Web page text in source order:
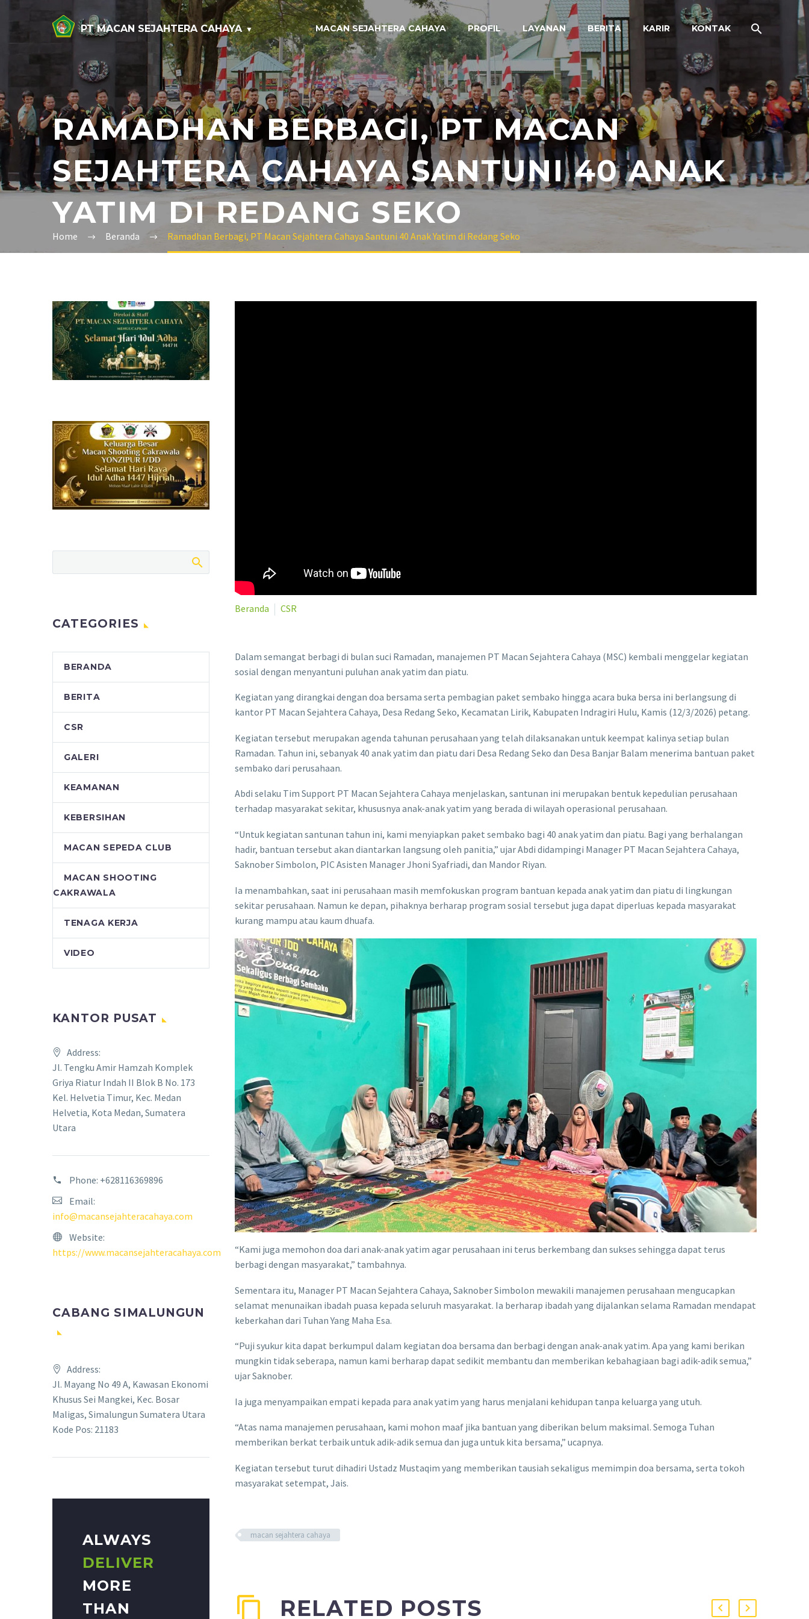
PT MACAN SEJAHTERA CAHAYA MACAN SEJAHTERA CAHAYA PROFIL LAYANAN BERITA KARIR KONTAK
RAMADHAN BERBAGI, PT MACAN
SEJAHTERA CAHAYA SANTUNI 40 ANAK
YATIM DI REDANG SEKO
Home Beranda Ramadhan Berbagi, PT Macan Sejahtera Cahaya Santuni 40 Anak Yatim di Redang Seko
Beranda CSR
Dalam semangat berbagi di bulan suci Ramadan, manajemen PT Macan Sejahtera Cahaya (MSC) kembali menggelar kegiatan
sosial dengan menyantuni puluhan anak yatim dan piatu.
Kegiatan yang dirangkai dengan doa bersama serta pembagian paket sembako hingga acara buka bersa ini berlangsung di
kantor PT Macan Sejahtera Cahaya, Desa Redang Seko, Kecamatan Lirik, Kabupaten Indragiri Hulu, Kamis (12/3/2026) petang.
Kegiatan tersebut merupakan agenda tahunan perusahaan yang telah dilaksanakan untuk keempat kalinya setiap bulan
Ramadan. Tahun ini, sebanyak 40 anak yatim dan piatu dari Desa Redang Seko dan Desa Banjar Balam menerima bantuan paket
sembako dari perusahaan.
Abdi selaku Tim Support PT Macan Sejahtera Cahaya menjelaskan, santunan ini merupakan bentuk kepedulian perusahaan
terhadap masyarakat sekitar, khususnya anak-anak yatim yang berada di wilayah operasional perusahaan.
“Untuk kegiatan santunan tahun ini, kami menyiapkan paket sembako bagi 40 anak yatim dan piatu. Bagi yang berhalangan
hadir, bantuan tersebut akan diantarkan langsung oleh panitia,” ujar Abdi didampingi Manager PT Macan Sejahtera Cahaya,
Saknober Simbolon, PIC Asisten Manager Jhoni Syafriadi, dan Mandor Riyan.
Ia menambahkan, saat ini perusahaan masih memfokuskan program bantuan kepada anak yatim dan piatu di lingkungan
sekitar perusahaan. Namun ke depan, pihaknya berharap program sosial tersebut juga dapat diperluas kepada masyarakat
kurang mampu atau kaum dhuafa.
“Kami juga memohon doa dari anak-anak yatim agar perusahaan ini terus berkembang dan sukses sehingga dapat terus
berbagi dengan masyarakat,” tambahnya.
Sementara itu, Manager PT Macan Sejahtera Cahaya, Saknober Simbolon mewakili manajemen perusahaan mengucapkan
selamat menunaikan ibadah puasa kepada seluruh masyarakat. Ia berharap ibadah yang dijalankan selama Ramadan mendapat
keberkahan dari Tuhan Yang Maha Esa.
“Puji syukur kita dapat berkumpul dalam kegiatan doa bersama dan berbagi dengan anak-anak yatim. Apa yang kami berikan
mungkin tidak seberapa, namun kami berharap dapat sedikit membantu dan memberikan kebahagiaan bagi adik-adik semua,”
ujar Saknober.
Ia juga menyampaikan empati kepada para anak yatim yang harus menjalani kehidupan tanpa keluarga yang utuh.
“Atas nama manajemen perusahaan, kami mohon maaf jika bantuan yang diberikan belum maksimal. Semoga Tuhan
memberikan berkat terbaik untuk adik-adik semua dan juga untuk kita bersama,” ucapnya.
Kegiatan tersebut turut dihadiri Ustadz Mustaqim yang memberikan tausiah sekaligus memimpin doa bersama, serta tokoh
masyarakat setempat, Jais.
macan sejahtera cahaya
RELATED POSTS
CATEGORIES
BERANDA
BERITA
CSR
GALERI
KEAMANAN
KEBERSIHAN
MACAN SEPEDA CLUB
MACAN SHOOTING
CAKRAWALA
TENAGA KERJA
VIDEO
KANTOR PUSAT
Address:
Jl. Tengku Amir Hamzah Komplek
Griya Riatur Indah II Blok B No. 173
Kel. Helvetia Timur, Kec. Medan
Helvetia, Kota Medan, Sumatera
Utara
Phone: +628116369896
Email:
info@macansejahteracahaya.com
Website:
https://www.macansejahteracahaya.com
CABANG SIMALUNGUN
Address:
Jl. Mayang No 49 A, Kawasan Ekonomi
Khusus Sei Mangkei, Kec. Bosar
Maligas, Simalungun Sumatera Utara
Kode Pos: 21183
ALWAYS
DELIVER
MORE
THAN